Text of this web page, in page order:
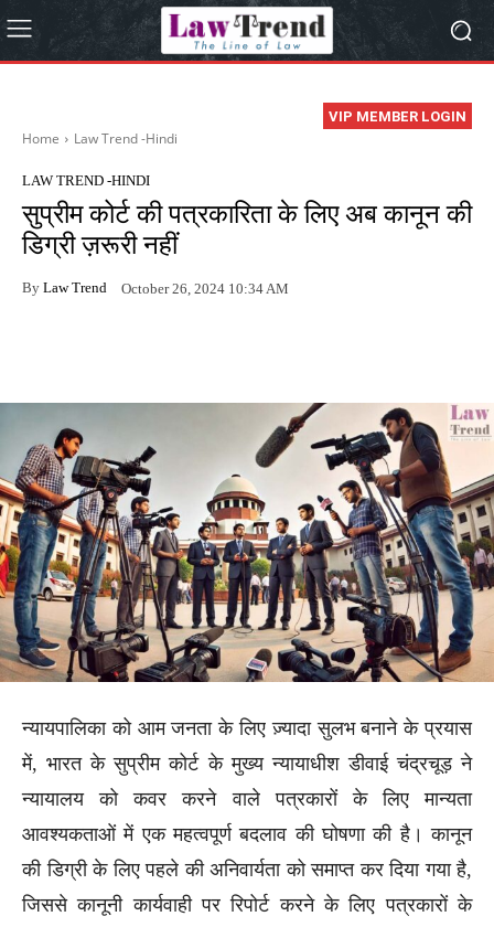
VIP MEMBER LOGIN
Home Law Trend -Hindi
LAW TREND -HINDI
सुप्रीम कोर्ट की पत्रकारिता के लिए अब कानून की
डिग्री ज़रूरी नहीं
By Law Trend October 26, 2024 10:34 AM
न्यायपालिका को आम जनता के लिए ज़्यादा सुलभ बनाने के प्रयास
में, भारत के सुप्रीम कोर्ट के मुख्य न्यायाधीश डीवाई चंद्रचूड़ ने
न्यायालय को कवर करने वाले पत्रकारों के लिए मान्यता
आवश्यकताओं में एक महत्वपूर्ण बदलाव की घोषणा की है। कानून
की डिग्री के लिए पहले की अनिवार्यता को समाप्त कर दिया गया है,
जिससे कानूनी कार्यवाही पर रिपोर्ट करने के लिए पत्रकारों के